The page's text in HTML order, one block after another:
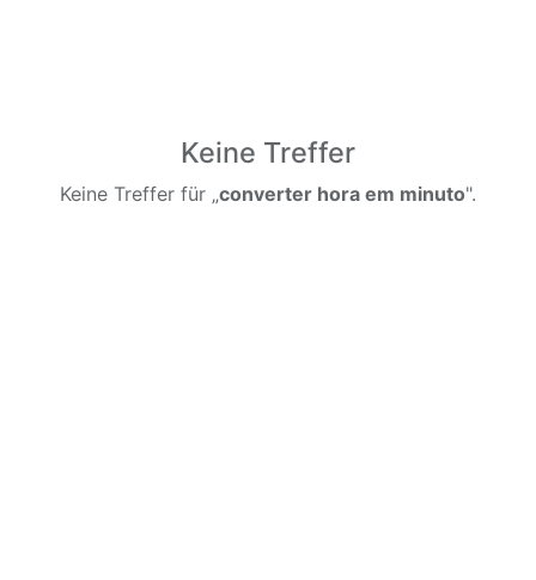
Keine Treffer
Keine Treffer für „converter hora em minuto".